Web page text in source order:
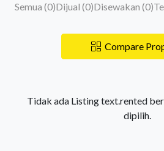
Semua (0)Dijual (0)Disewakan (0)
Compare
Tidak ada Listing text.rented
dipilih.